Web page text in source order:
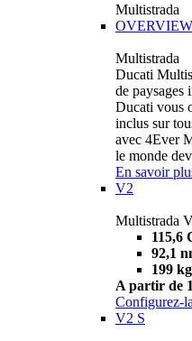
Multistrada
OVERVIEW
Multistrada
Ducati
de paysages
Ducati vous
inclus sur
avec 4Ever
le monde
En savoir
V2
Multistrada
115,6
92,1
199 kg
A partir de
Configurez-la
V2 S